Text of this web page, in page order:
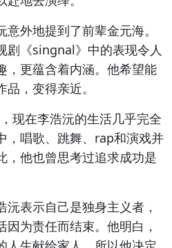
外地提到了前辈金元海。
剧《singnal》中的表现令人
，更蕴含着内涵。他希望能
，变得亲近。
现在李浩沅的生活几乎完全
，唱歌、跳舞、rap和演戏并
，他也曾思考过追求成功是
表示自己是独身主义者，
为责任而结束。他明白，